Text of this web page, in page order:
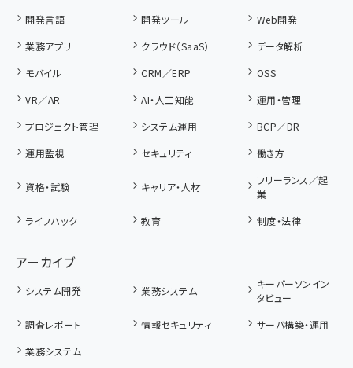
開発言語
開発ツール
Web開発
業務アプリ
クラウド（SaaS）
データ解析
モバイル
CRM／ERP
OSS
VR／AR
AI・人工知能
運用・管理
プロジェクト管理
システム運用
BCP／DR
運用監視
セキュリティ 働き方
資格・試験 キャリア・人材
フリーランス／起
業
ライフハック
教育 制度・法律
アーカイブ
システム開発 業務システム
キーパーソンイン
タビュー
調査レポート
情報セキュリティ
サーバ構築・運用
業務システム